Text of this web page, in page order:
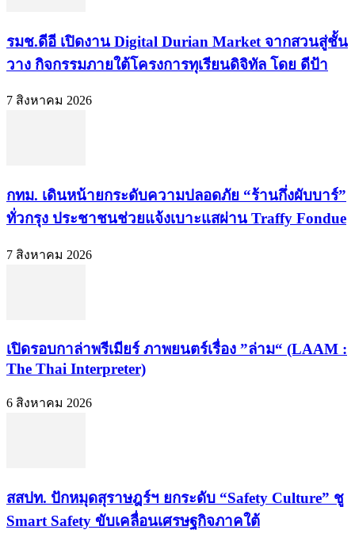
รมช.ดีอี เปิดงาน Digital Durian Market จากสวนสู่ชั้น
วาง กิจกรรมภายใต้โครงการทุเรียนดิจิทัล โดย ดีป้า
7 สิงหาคม 2026
กทม. เดินหน้ายกระดับความปลอดภัย “ร้านกึ่งผับบาร์”
ทั่วกรุง ประชาชนช่วยแจ้งเบาะแสผ่าน Traffy Fondue
7 สิงหาคม 2026
เปิดรอบกาล่าพรีเมียร์ ภาพยนตร์เรื่อง ”ล่าม“ (LAAM :
The Thai Interpreter)
6 สิงหาคม 2026
สสปท. ปักหมุดสุราษฎร์ฯ ยกระดับ “Safety Culture” ชู
Smart Safety ขับเคลื่อนเศรษฐกิจภาคใต้